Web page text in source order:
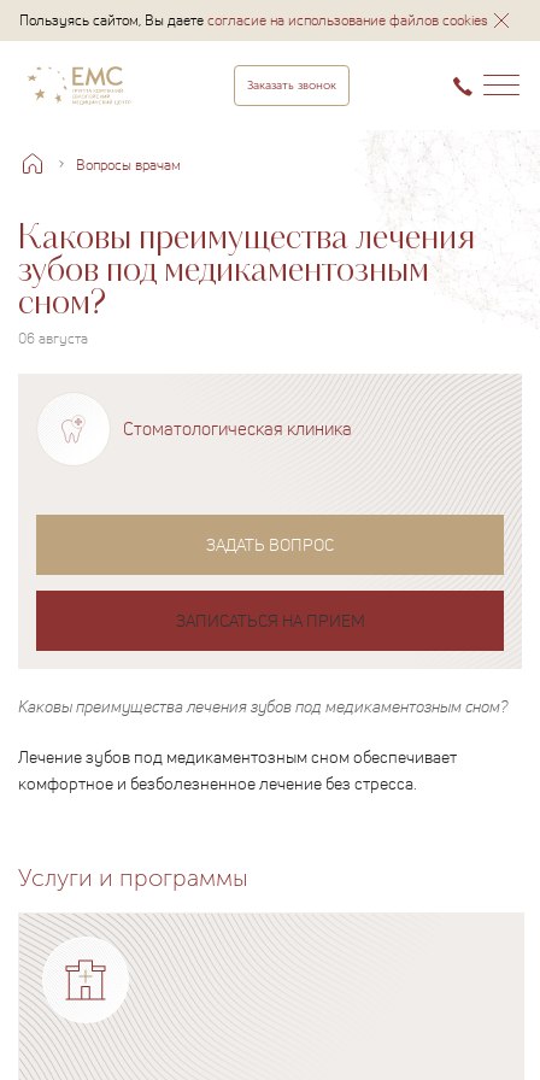
Пользуясь сайтом, Вы даетесогласие на использование файлов cookies
Заказать звонок
Вопросы врачам
Каковы преимущества лечения
зубов под медикаментозным
сном?
06 августа
Стоматологическая клиника
ЗАДАТЬ ВОПРОС
ЗАПИСАТЬСЯ НА ПРИЕМ
Каковы преимущества лечения зубов под медикаментозным сном?
Лечение зубов под медикаментозным сном обеспечивает
комфортное и безболезненное лечение без стресса.
Услуги и программы